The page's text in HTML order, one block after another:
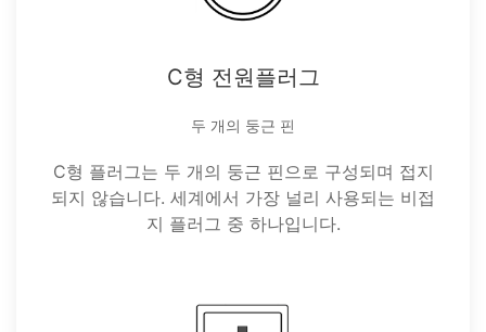
C형 전원플러그
두 개의 둥근 핀
C형 플러그는 두 개의 둥근 핀으로 구성되며 접지
되지 않습니다. 세계에서 가장 널리 사용되는 비접
지 플러그 중 하나입니다.